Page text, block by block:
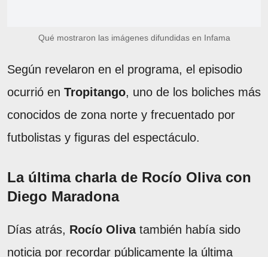
Qué mostraron las imágenes difundidas en Infama
Según revelaron en el programa, el episodio
ocurrió en Tropitango, uno de los boliches más
conocidos de zona norte y frecuentado por
futbolistas y figuras del espectáculo.
La última charla de Rocío Oliva con
Diego Maradona
Días atrás, Rocío Olivatambién había sido
noticia por recordar públicamente la última